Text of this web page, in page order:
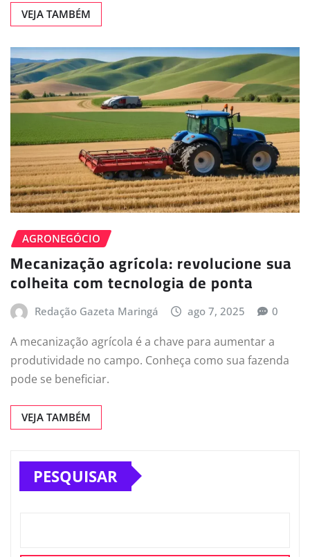
VEJA TAMBÉM
AGRONEGÓCIO
Mecanização agrícola: revolucione sua
colheita com tecnologia de ponta
Redação Gazeta Maringá ago 7, 2025 0
A mecanização agrícola é a chave para aumentar a
produtividade no campo. Conheça como sua fazenda
pode se beneficiar.
VEJA TAMBÉM
PESQUISAR